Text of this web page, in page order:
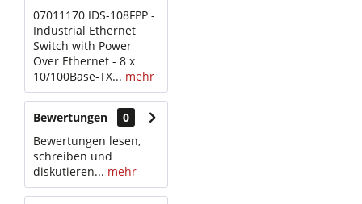
07011170 IDS-108FPP -
Industrial Ethernet
Switch with Power
Over Ethernet - 8 x
10/100Base-TX... mehr
Bewertungen
0
Bewertungen lesen,
schreiben und
diskutieren... mehr